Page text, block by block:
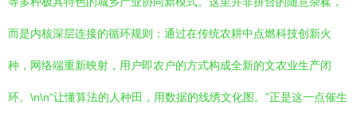
而是内核深层连接的循环规则：通过在传统农耕中点燃科技创新火
种，网络端重新映射，用户即农户的方式构成全新的文农业生产闭
环。\n\n“让懂算法的人种田，用数据的线绣文化图。”正是这一点催生